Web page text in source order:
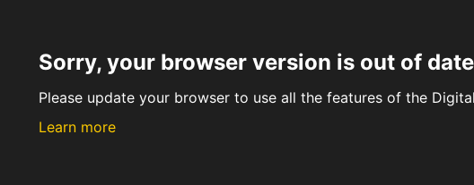
Sorry, your browser version is out of date
Please update your browser to use all the features of the
Learn more